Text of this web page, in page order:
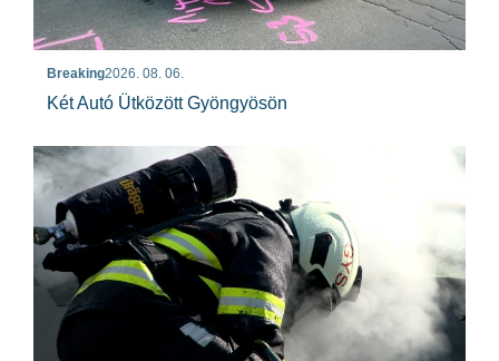
Breaking2026. 08. 06.
Két Autó Ütközött Gyöngyösön